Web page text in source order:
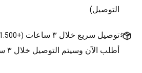
التوصيل)
توصيل سريع خلال ٣ ساعات (+1.500 د.ك.
أطلب الآن وسيتم التوصيل خلال ٣ ساعات.